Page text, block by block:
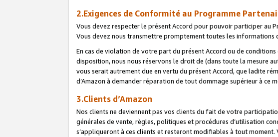
2.Exigences de Conformité au Programme
Vous devez respecter le présent Accord pour pouvoir participer au
Vous devez nous transmettre promptement toutes les informations
En cas de violation de votre part du présent Accord ou de
disposition, nous nous réservons le droit de (dans toute la mesure
vous serait autrement due en vertu du présent Accord, que ladite
d’Amazon à demander réparation de tout dommage supérieur à ce
3.Clients d’Amazon
Nos clients ne deviennent pas vos clients du fait de votre
générales de vente, règles, politiques et procédures d’utilisation
s’appliqueront à ces clients et resteront modifiables à tout moment.